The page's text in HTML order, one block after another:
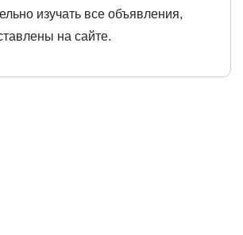
изучать все объявления,
на сайте.